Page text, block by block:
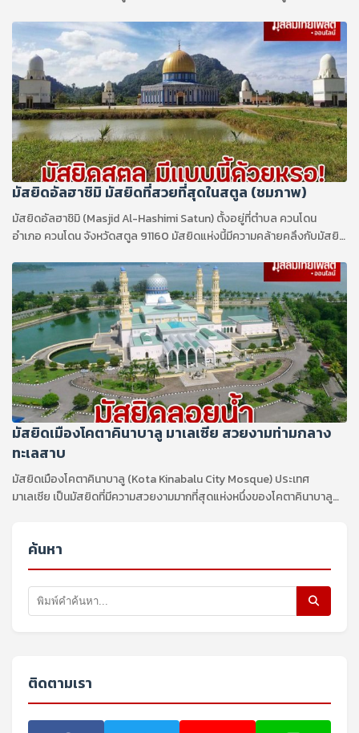
มัสยิดอัลฮาชิมิ มัสยิดที่สวยที่สุดในสตูล (ชมภาพ)
มัสยิดอัลฮาชิมิ (Masjid Al-Hashimi Satun) ตั้งอยู่ที่ตำบล ควนโดน
อำเภอ ควนโดน จังหวัดสตูล 91160 มัสยิดแห่งนี้มีความคล้ายคลึงกับมัสยิด
มัสยิดเมืองโคตาคินาบาลู มาเลเซีย สวยงามท่ามกลาง
ทะเลสาบ
มัสยิดเมืองโคตาคินาบาลู (Kota Kinabalu City Mosque) ประเทศ
มาเลเซีย เป็นมัสยิดที่มีความสวยงามมากที่สุดแห่งหนึ่งของโคตาคินาบาลู
ค้นหา
ติดตามเรา